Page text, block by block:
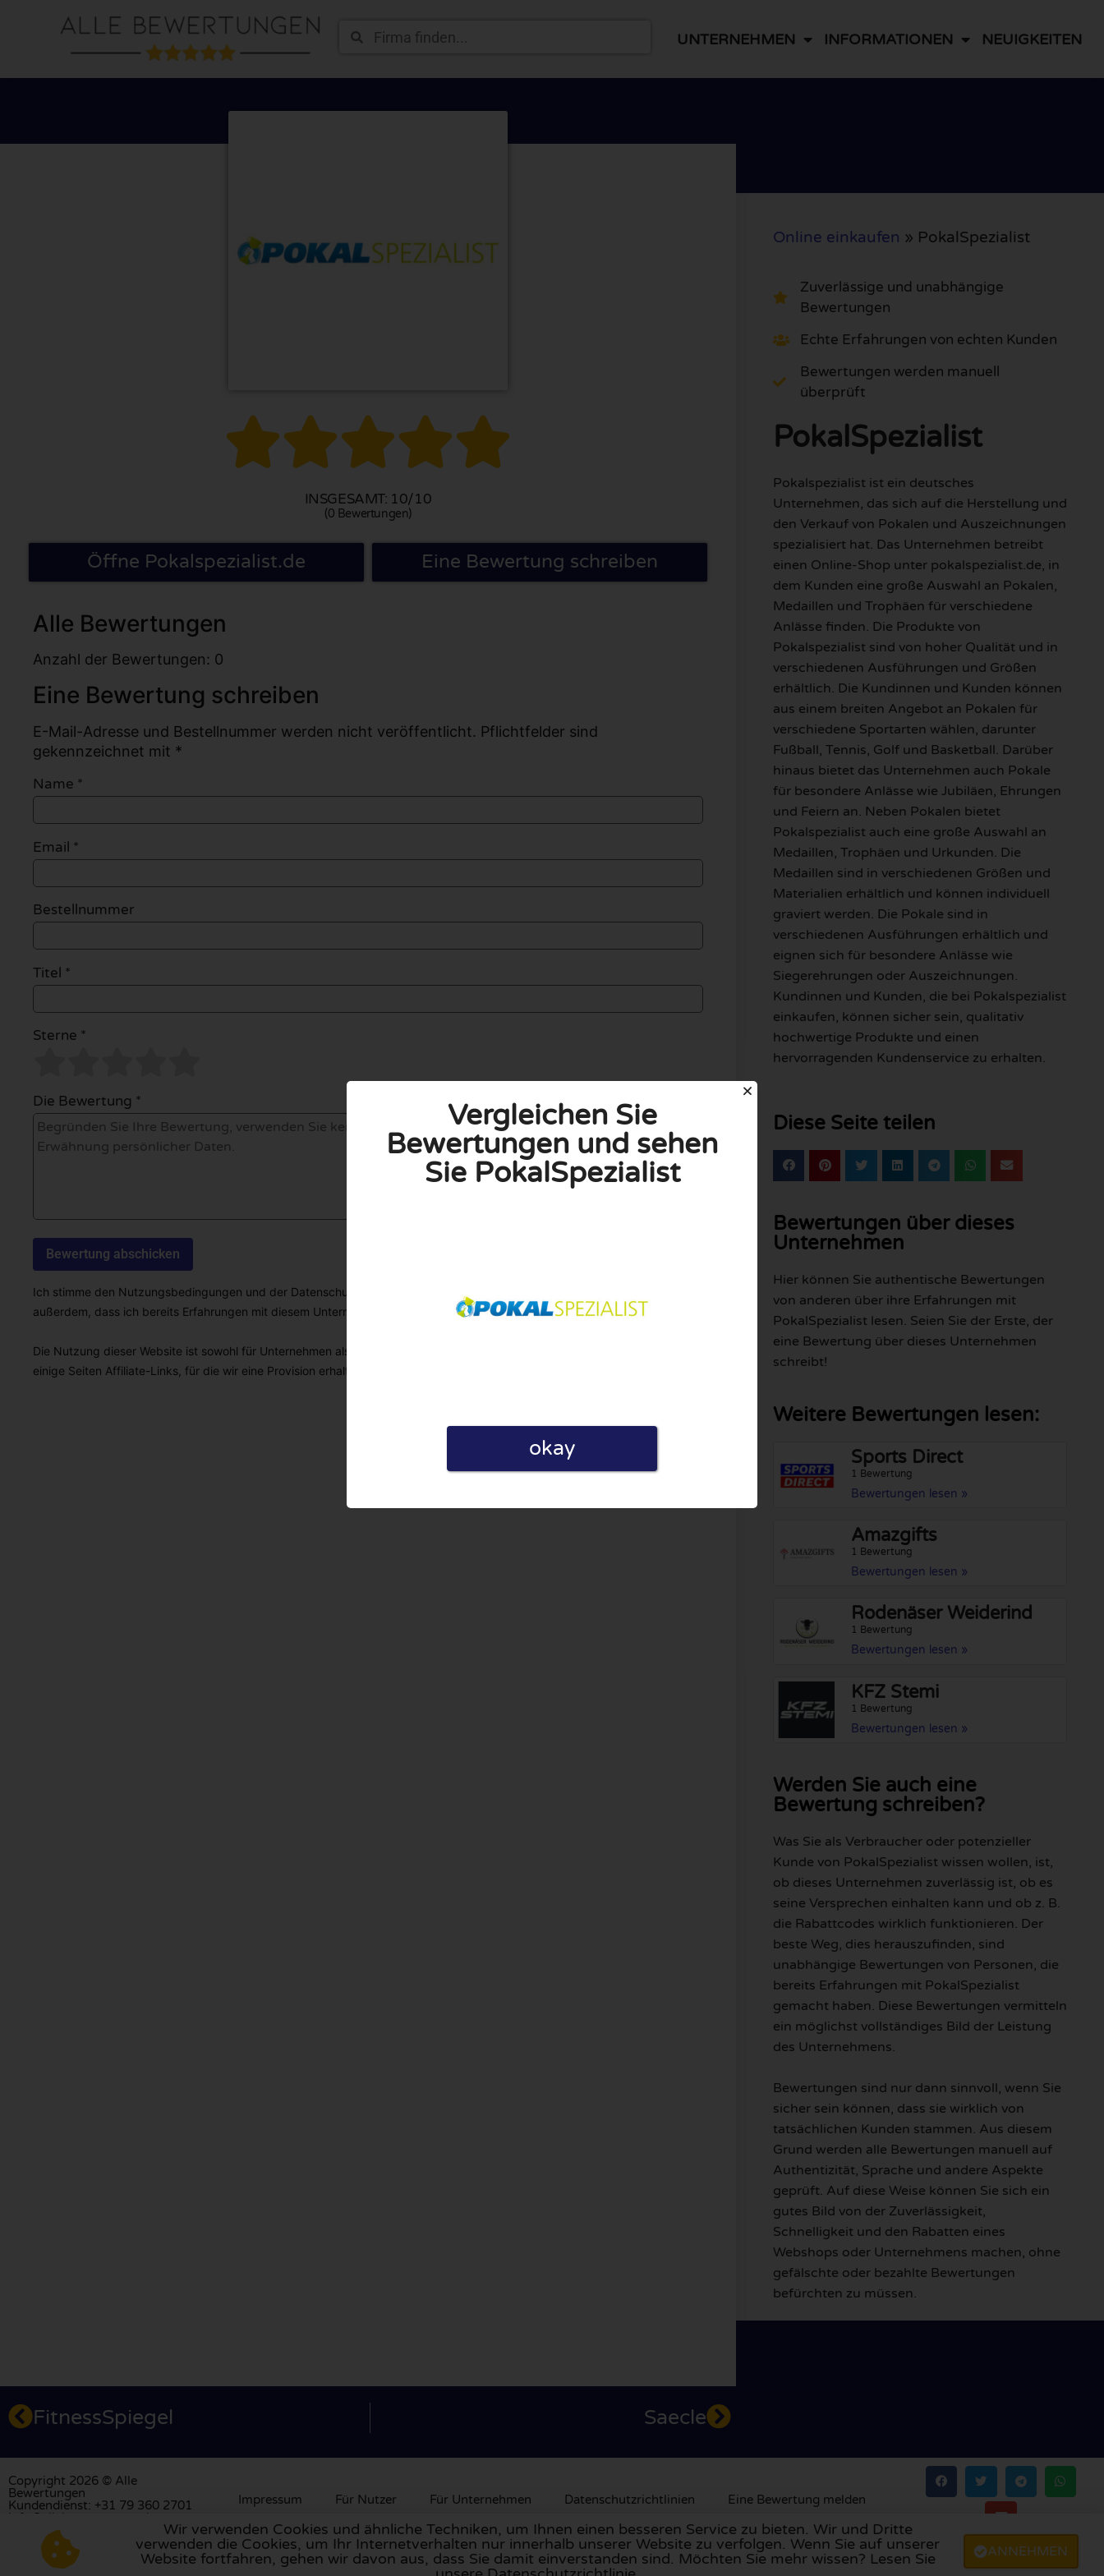
UNTERNEHMEN INFORMATIONEN NEUIGKEITEN

INSGESAMT: 10/10
(0 Bewertungen)
Öffne Pokalspezialist.de Eine Bewertung schreiben
Alle Bewertungen
Anzahl der Bewertungen: 0
Eine Bewertung schreiben
E-Mail-Adresse und Bestellnummer werden nicht veröffentlicht. Pflichtfelder sind
gekennzeichnet mit *
Name *
Email *
Bestellnummer
Titel *
Sterne *
Die Bewertung *
Ich stimme den Nutzungsbedingungen und der Datenschutzrichtlinie zu, indem ich diese Bewertung abgebe. Ich erkläre
außerdem, dass ich bereits Erfahrungen mit diesem Unternehmen gemacht habe.
Die Nutzung dieser Website ist sowohl für Unternehmen als auch für Nutzer völlig kostenlos. Aus diesem Grund enthalten
einige Seiten Affiliate-Links, für die wir eine Provision erhalten können.
Online einkaufen » PokalSpezialist
Zuverlässige und unabhängige
Bewertungen
Echte Erfahrungen von echten Kunden
Bewertungen werden manuell
überprüft
PokalSpezialist
Pokalspezialist ist ein deutsches
Unternehmen, das sich auf die Herstellung und
den Verkauf von Pokalen und Auszeichnungen
spezialisiert hat. Das Unternehmen betreibt
einen Online-Shop unter pokalspezialist.de, in
dem Kunden eine große Auswahl an Pokalen,
Medaillen und Trophäen für verschiedene
Anlässe finden. Die Produkte von
Pokalspezialist sind von hoher Qualität und in
verschiedenen Ausführungen und Größen
erhältlich. Die Kundinnen und Kunden können
aus einem breiten Angebot an Pokalen für
verschiedene Sportarten wählen, darunter
Fußball, Tennis, Golf und Basketball. Darüber
hinaus bietet das Unternehmen auch Pokale
für besondere Anlässe wie Jubiläen, Ehrungen
und Feiern an. Neben Pokalen bietet
Pokalspezialist auch eine große Auswahl an
Medaillen, Trophäen und Urkunden. Die
Medaillen sind in verschiedenen Größen und
Materialien erhältlich und können individuell
graviert werden. Die Pokale sind in
verschiedenen Ausführungen erhältlich und
eignen sich für besondere Anlässe wie
Siegerehrungen oder Auszeichnungen.
Kundinnen und Kunden, die bei Pokalspezialist
einkaufen, können sicher sein, qualitativ
hochwertige Produkte und einen
hervorragenden Kundenservice zu erhalten.
Diese Seite teilen
Bewertungen über dieses
Unternehmen
Hier können Sie authentische Bewertungen
von anderen über ihre Erfahrungen mit
PokalSpezialist lesen. Seien Sie der Erste, der
eine Bewertung über dieses Unternehmen
schreibt!
Weitere Bewertungen lesen:
Sports Direct
1 Bewertung
Bewertungen lesen »
Amazgifts
1 Bewertung
Bewertungen lesen »
Rodenäser Weiderind
1 Bewertung
Bewertungen lesen »
KFZ Stemi
1 Bewertung
Bewertungen lesen »
Werden Sie auch eine
Bewertung schreiben?
Was Sie als Verbraucher oder potenzieller
Kunde von PokalSpezialist wissen wollen, ist,
ob dieses Unternehmen zuverlässig ist, ob es
seine Versprechen einhalten kann und ob z. B.
die Rabattcodes wirklich funktionieren. Der
beste Weg, dies herauszufinden, sind
unabhängige Bewertungen von Personen, die
bereits Erfahrungen mit PokalSpezialist
gemacht haben. Diese Bewertungen vermitteln
ein möglichst vollständiges Bild der Leistung
des Unternehmens.
Bewertungen sind nur dann sinnvoll, wenn Sie
sicher sein können, dass sie wirklich von
tatsächlichen Kunden stammen. Aus diesem
Grund werden alle Bewertungen manuell auf
Authentizität, Sprache und andere Aspekte
geprüft. Auf diese Weise können Sie sich ein
gutes Bild von der Zuverlässigkeit,
Schnelligkeit und den Rabatten eines
Webshops oder Unternehmens machen, ohne
gefälschte oder bezahlte Bewertungen
befürchten zu müssen.
FitnessSpiegel Saecle
Copyright 2026 © Alle
Bewertungen
Kundendienst: +31 79 360 2701
info@allebewertungen.de
Impressum Für Nutzer Für Unternehmen Datenschutzrichtlinien Eine Bewertung melden
Besuchen Sie unsere Bewertungsplattform inGroßbritannien ,Frankreich, denNiederlanden,Belgien,Spanien,Italien,Portugal ,Polen,Dänemark,FinnlandundSchweden
Vergleichen Sie
Bewertungen und sehen
Sie PokalSpezialist
okay
Wir verwenden Cookies und ähnliche Techniken, um Ihnen einen besseren Service zu bieten. Wir und Dritte
verwenden die Cookies, um Ihr Internetverhalten nur innerhalb unserer Website zu verfolgen. Wenn Sie auf unserer
Website fortfahren, gehen wir davon aus, dass Sie damit einverstanden sind. Möchten Sie mehr wissen? Lesen Sie
ANNEHMEN